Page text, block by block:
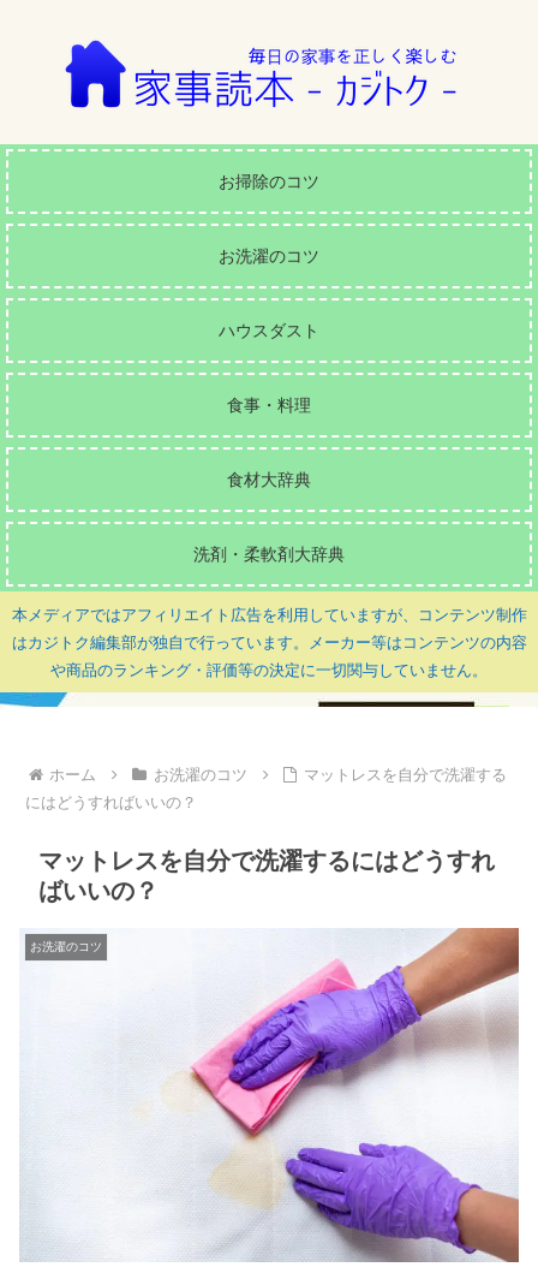
お掃除のコツ
お洗濯のコツ
ハウスダスト
食事・料理
食材大辞典
洗剤・柔軟剤大辞典
本メディアではアフィリエイト広告を利用していますが、コンテンツ制作
はカジトク編集部が独自で行っています。メーカー等はコンテンツの内容
や商品のランキング・評価等の決定に一切関与していません。
ホーム お洗濯のコツ
マットレスを自分で洗濯する
にはどうすればいいの？
マットレスを自分で洗濯するにはどうすれ
ばいいの？
お洗濯のコツ